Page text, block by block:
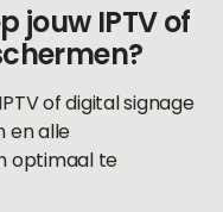
jouw IPTV of
of digital signage
en alle
optimaal te